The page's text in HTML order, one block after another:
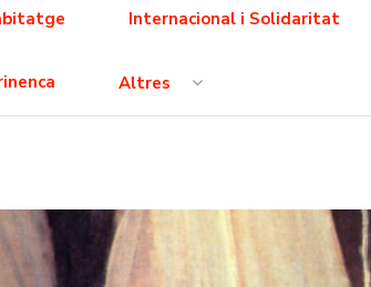
Cinema i propaganda a la RDA
una crisi, això és un conflicte i l’hem de guanyar!
Internacional i Solidaritat
Altres